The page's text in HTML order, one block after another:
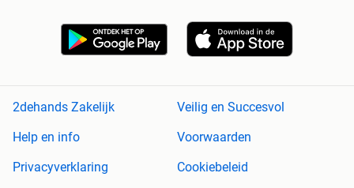
2dehands Zakelijk
Veilig en Succesvol
Help en info
Voorwaarden
Privacyverklaring
Cookiebeleid